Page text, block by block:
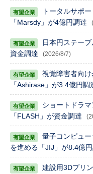
トータルサポ
「Marsdy」が4億円調達
日本円ステー
資金調達
(2026/8/7)
視覚障害者向
「Ashirase」が3.4億円調
ショートドラ
「FLASH」が資金調達
量子コンピュ
を進める「JIJ」が8.4億
建設用3Dプリ